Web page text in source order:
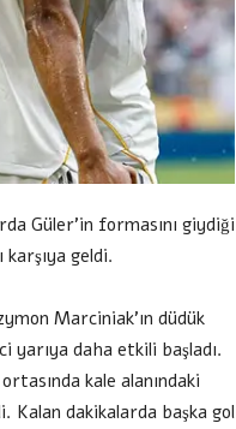
Güler’in formasını giydiği
geldi.
Marciniak’ın düdük
yarıya daha etkili başladı.
kale alanındaki
Kalan dakikalarda başka gol